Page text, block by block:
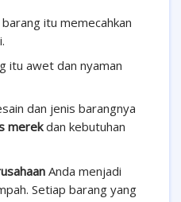
itu memecahkan
itu awet dan nyaman
dan jenis barangnya
merekdan kebutuhan
Anda menjadi
Setiap barang yang